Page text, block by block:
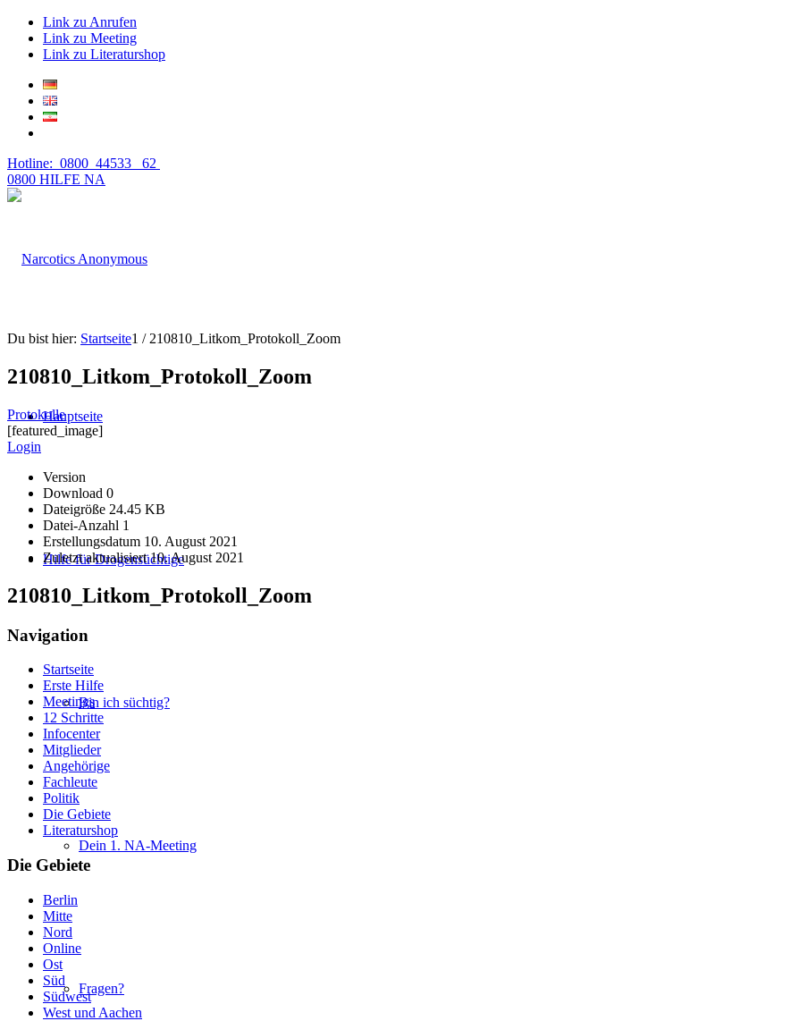
Link zu Anrufen
Link zu Meeting
Link zu Literaturshop
Hotline: 0800 44533 62
0800 HILFE NA
Hauptseite
Hilfe für Drogensüchtige
Bin ich süchtig?
Dein 1. NA-Meeting
Fragen?
Du bist hier: Startseite1 / 210810_Litkom_Protokoll_Zoom
210810_Litkom_Protokoll_Zoom
Protokolle
[featured_image]
Login
Version
Download 0
Dateigröße 24.45 KB
Datei-Anzahl 1
Erstellungsdatum 10. August 2021
Zuletzt aktualisiert10. August 2021
210810_Litkom_Protokoll_Zoom
Navigation
Startseite
Erste Hilfe
Meetings
12 Schritte
Infocenter
Mitglieder
Angehörige
Fachleute
Politik
Die Gebiete
Literaturshop
Die Gebiete
Berlin
Mitte
Nord
Online
Ost
Süd
Südwest
West und Aachen